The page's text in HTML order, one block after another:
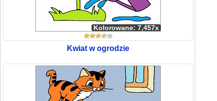
Kolorowane: 7,457x
Kwiat w ogrodzie